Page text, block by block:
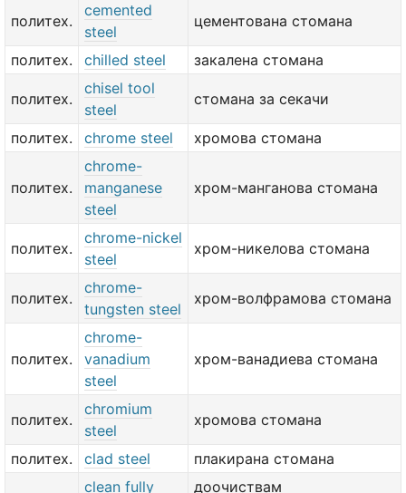
политех.
cemented
steel
цементована стомана
политех. chilled steel закалена стомана
политех.
chisel tool
steel
стомана за секачи
политех. chrome steel хромова стомана
политех.
chrome-
manganese
steel
хром-манганова стомана
политех.
chrome-nickel
steel
хром-никелова стомана
политех.
chrome-
tungsten steel
хром-волфрамова стомана
политех.
chrome-
vanadium
steel
хром-ванадиева стомана
политех.
chromium
steel
хромова стомана
политех. clad steel
плакирана стомана
clean fully
доочиствам